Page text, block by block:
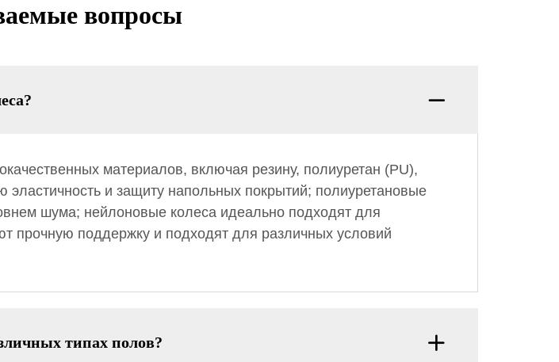
вопросы
материалов, включая резину, полиуретан (PU),
и защиту напольных покрытий; полиуретановые
шума; нейлоновые колеса идеально подходят для
прочную поддержку и подходят для различных условий
типах полов?